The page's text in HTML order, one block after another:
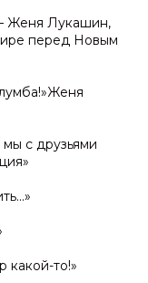
Женя Лукашин,
перед Новым
с друзьями
какой-то!»